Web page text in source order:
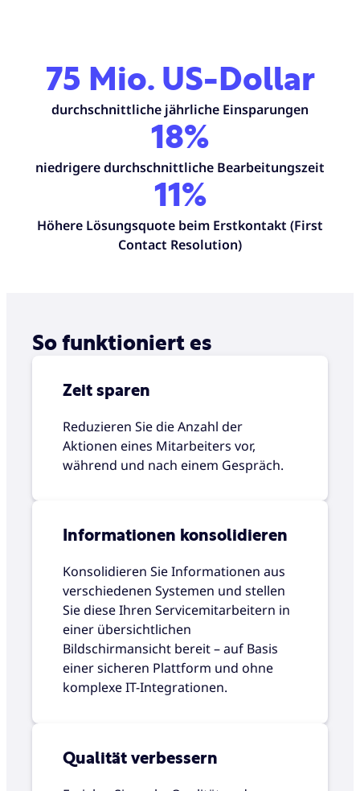
75 Mio. US-Dollar
durchschnittliche jährliche Einsparungen
18%
niedrigere durchschnittliche Bearbeitungszeit
11%
Höhere Lösungsquote beim Erstkontakt (First
Contact Resolution)
So funktioniert es
Zeit sparen
Reduzieren Sie die Anzahl der
Aktionen eines Mitarbeiters vor,
während und nach einem Gespräch.
Informationen konsolidieren
Konsolidieren Sie Informationen aus
verschiedenen Systemen und stellen
Sie diese Ihren Servicemitarbeitern in
einer übersichtlichen
Bildschirmansicht bereit – auf Basis
einer sicheren Plattform und ohne
komplexe IT-Integrationen.
Qualität verbessern